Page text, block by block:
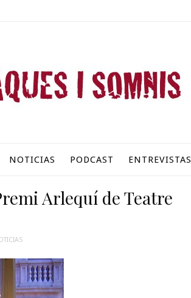
NOTICIAS PODCAST ENTREVISTAS
Arlequí de Teatre